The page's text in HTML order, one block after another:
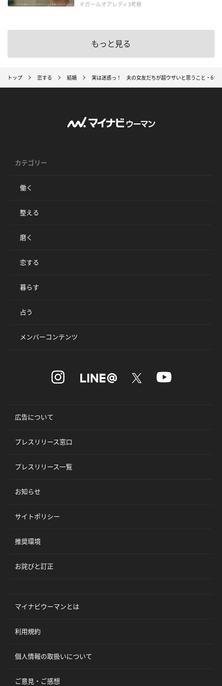
＃ガールオアレディ3考察
もっと見る
トップ 恋する 結婚 実は迷惑っ！ 夫の女友だちが超ウザいと思うこと・6つ
カテゴリー
働く
整える
磨く
恋する
暮らす
占う
メンバーコンテンツ
広告について
プレスリリース窓口
プレスリリース一覧
お知らせ
サイトポリシー
推奨環境
お詫びと訂正
マイナビウーマンとは
利用規約
個人情報の取扱いについて
ご意見・ご感想